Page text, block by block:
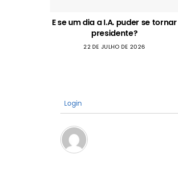
E se um dia a I.A. puder se tornar
presidente?
22 DE JULHO DE 2026
Login